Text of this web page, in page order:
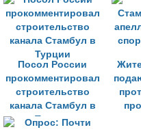
Посол России
прокомментировал
строительство
канала Стамбул в
Турции